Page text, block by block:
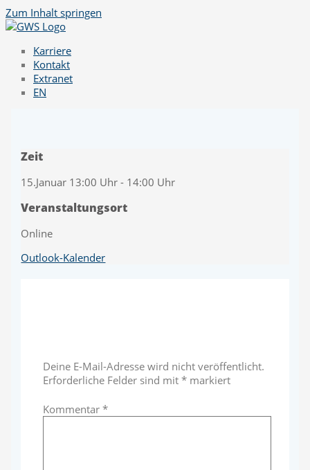
Zum Inhalt springen
Karriere
Kontakt
Extranet
EN
Zeit
15.Januar 13:00 Uhr - 14:00 Uhr
Veranstaltungsort
Online
Outlook-Kalender
Deine E-Mail-Adresse wird nicht veröffentlicht.
Erforderliche Felder sind mit *markiert
Kommentar *